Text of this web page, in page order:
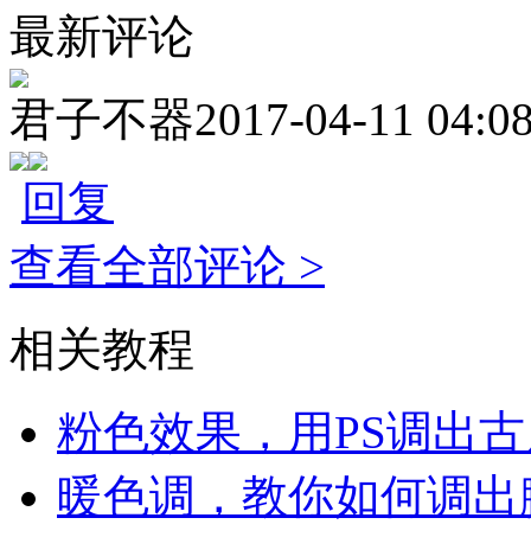
最新评论
君子不器2017-04-11
回复
查看全部评论 >
相关教程
粉色效果，用PS调出
暖色调，教你如何调